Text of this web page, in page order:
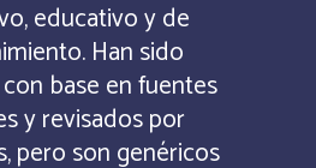
educativo y de
Han sido
base en fuentes
y revisados por
pero son genéricos